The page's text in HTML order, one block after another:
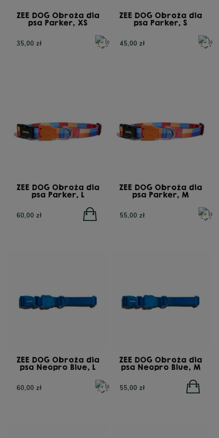
ZEE DOG Obroża dla
psa Parker, XS
35,00 zł
ZEE DOG Obroża dla
psa Parker, S
45,00 zł
ZEE DOG Obroża dla
psa Parker, L
60,00 zł
ZEE DOG Obroża dla
psa Parker, M
55,00 zł
ZEE DOG Obroża dla
psa Neopro Blue, L
60,00 zł
ZEE DOG Obroża dla
psa Neopro Blue, M
55,00 zł